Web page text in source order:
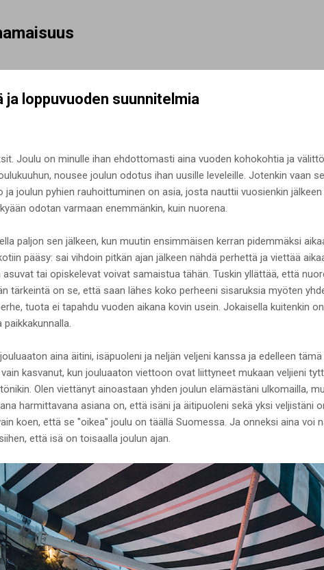
ja loppuvuoden suunnitelmia
Joulu on minulle ihan ehdottomasti aina vuoden kohokohtia ja
nousee joulun odotus ihan uusille leveleille. Jotenkin vaan
joulun pyhien rauhoittuminen on asia, josta nauttii vuosienkin
odotan varmaan enemmänkin, kuin nuorena.
paljon sen jälkeen, kun muutin ensimmäisen kerran pidemmäksi
pääsy: sai vihdoin pitkän ajan jälkeen nähdä perhettä ja viettää
tai opiskelevat voivat samaistua tähän. Tuskin yllättää, että
tärkeintä on se, että saan lähes koko perheeni sisaruksia myöten
tuota ei tapahdu vuoden aikana kovin usein. Jokaisella kuitenkin
aina äitini, isäpuoleni ja neljän veljeni kanssa ja edelleen
kasvanut, kun jouluaaton viettoon ovat liittyneet mukaan veljieni
Olen viettänyt ainoastaan yhden joulun elämästäni ulkomailla,
harmittavana asiana on, että isäni ja äitipuoleni sekä yksi veljistäni
koen, että se "oikea" joulu on täällä Suomessa. Ja onneksi aina voi
että isä on toisaalla joulun ajan.